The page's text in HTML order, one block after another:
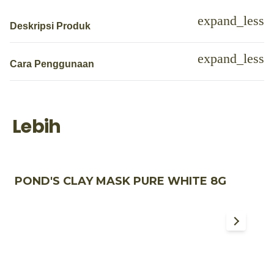
Deskripsi Produk
Cara Penggunaan
Lebih
POND'S CLAY MASK PURE WHITE 8G